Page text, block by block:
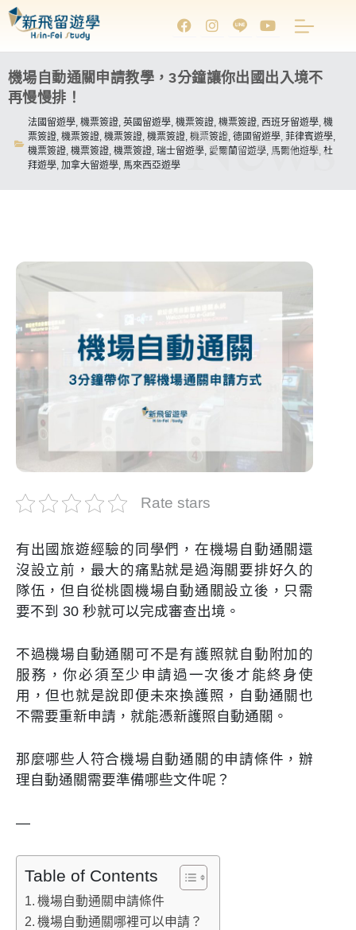
機場自動通關申請教學，3分鐘讓你出國出入境不
再慢慢排！
法國留遊學, 機票簽證, 英國留遊學, 機票簽證, 機票簽證, 西班牙留遊學, 機
票簽證, 機票簽證, 機票簽證, 機票簽證, 機票簽證, 德國留遊學, 菲律賓遊學,
機票簽證, 機票簽證, 機票簽證, 瑞士留遊學, 愛爾蘭留遊學, 馬爾他遊學, 杜
拜遊學, 加拿大留遊學, 馬來西亞遊學 News
Rate stars
有出國旅遊經驗的同學們，在機場自動通關還
沒設立前，最大的痛點就是過海關要排好久的
隊伍，但自從桃園機場自動通關設立後，只需
要不到 30 秒就可以完成審查出境。
不過機場自動通關可不是有護照就自動附加的
服務，你必須至少申請過一次後才能終身使
用，但也就是說即便未來換護照，自動通關也
不需要重新申請，就能憑新護照自動通關。
那麼哪些人符合機場自動通關的申請條件，辦
理自動通關需要準備哪些文件呢？
—
Table of Contents
機場自動通關申請條件
機場自動通關哪裡可以申請？